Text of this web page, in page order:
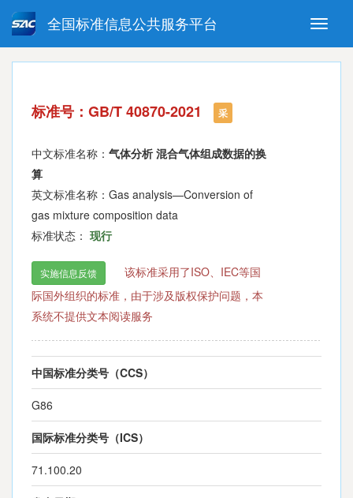
Toggle
全国标准信息公共服务平台
强制性国家标准 推荐性国家标准
指导性技术文件 (National standards in foreign
language version)
标准号：GB/T 40870-2021 采
中文标准名称： 气体分析 混合气体组成数据的换
算
英文标准名称：Gas analysis—Conversion of
gas mixture composition data
标准状态： 现行
实施信息反馈
该标准采用了ISO、IEC等国
际国外组织的标准，由于涉及版权保护问题，本
系统不提供文本阅读服务
中国标准分类号（CCS）
G86
国际标准分类号（ICS）
71.100.20